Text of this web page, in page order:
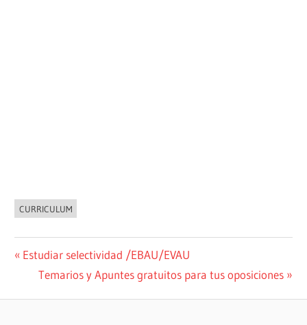
NOVEDADES
CURRICULUM
Navegación
Entrada
anterior:
Estudiar selectividad /EBAU/EVAU
Siguiente
Temarios y Apuntes gratuitos para tus oposiciones